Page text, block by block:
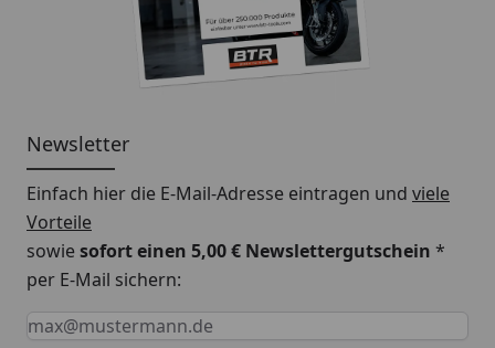
Newsletter
Einfach hier die E-Mail-Adresse eintragen und viele
Vorteile
sowiesofort einen 5,00 € Newslettergutschein *
per E-Mail sichern:
Keine Eingabe erforderlich
Eingabe erforderlich
E-Mail *